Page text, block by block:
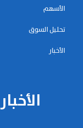
الأسهم
تحليل السوق
الأخبار
الأخبار